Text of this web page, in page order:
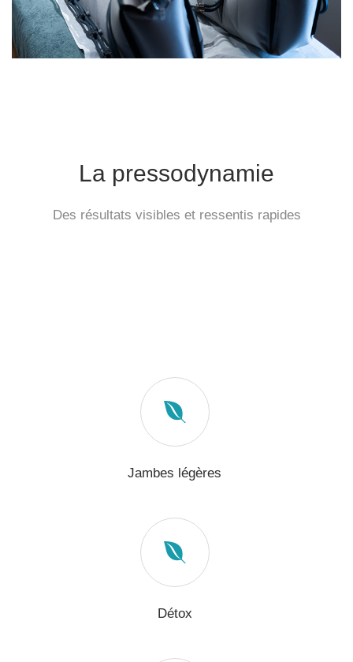
La pressodynamie
Des résultats visibles et ressentis rapides
Jambes légères
Détox